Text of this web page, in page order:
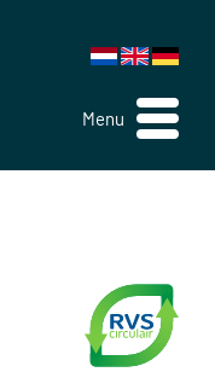
Menu